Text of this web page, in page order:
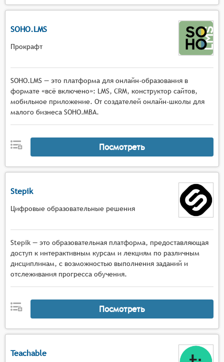
SOHO.LMS
Прокрафт
SOHO.LMS — это платформа для онлайн-образования в
формате «всё включено»: LMS, CRM, конструктор сайтов,
мобильное приложение. От создателей онлайн-школы для
малого бизнеса SOHO.MBA.
Посмотреть
Stepik
Цифровые образовательные решения
Stepik — это образовательная платформа, предоставляющая
доступ к интерактивным курсам и лекциям по различным
дисциплинам, с возможностью выполнения заданий и
отслеживания прогресса обучения.
Посмотреть
Teachable